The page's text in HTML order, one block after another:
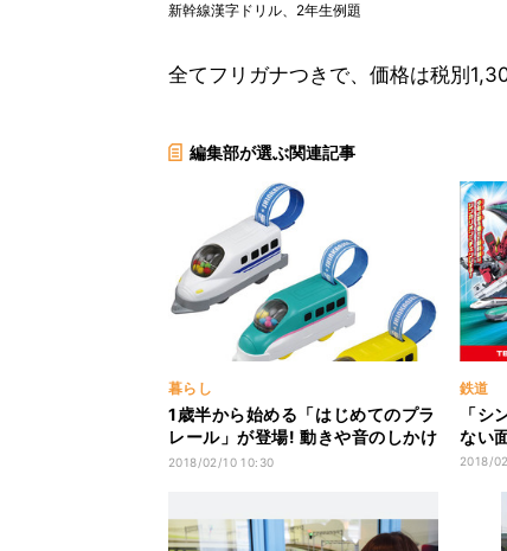
新幹線漢字ドリル、2年生例題
全てフリガナつきで、価格は税別
編集部が選ぶ関連記事
暮らし
1歳半から始める「はじめてのプラ
レール」が登場! 動きや音のしかけ
が満載
2018/02/10 10:30
鉄道
「シ
ない
2018/